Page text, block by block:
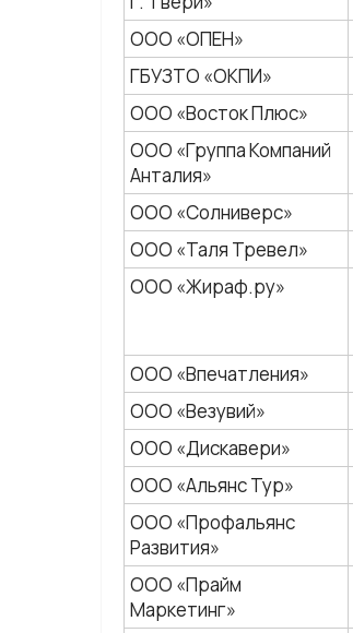
ООО «ОПЕН»
ГБУЗТО «ОКПИ»
ООО «Восток Плюс»
ООО «Группа Компаний
Анталия»
ООО «Солниверс»
ООО «Таля Тревел»
ООО «Жираф.ру»
ООО «Впечатления»
ООО «Везувий»
ООО «Дискавери»
ООО «Альянс Тур»
ООО «Профальянс
Развития»
ООО «Прайм
Маркетинг»